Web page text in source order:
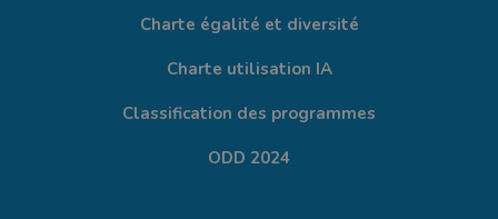
Charte égalité et diversité
Charte utilisation IA
Classification des programmes
ODD 2024